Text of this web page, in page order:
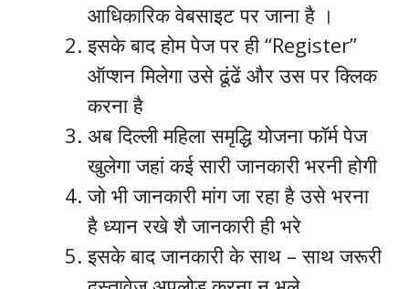
आधिकारिक वेबसाइट पर जाना है ।
इसके बाद होम पेज पर ही “Register”
ऑप्शन मिलेगा उसे ढूंढें और उस पर क्लिक
करना है
अब दिल्ली महिला समृद्धि योजना फॉर्म पेज
खुलेगा जहां कई सारी जानकारी भरनी होगी
जो भी जानकारी मांग जा रहा है उसे भरना
है ध्यान रखे शै जानकारी ही भरे
इसके बाद जानकारी के साथ – साथ जरूरी